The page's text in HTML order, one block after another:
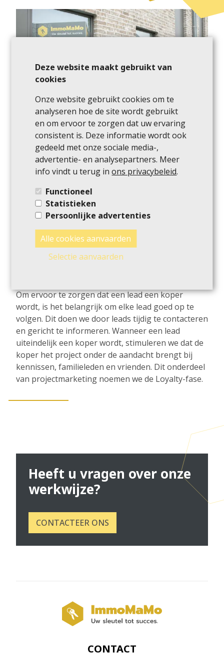
Projectmarketing in een
later stadium
Tijdens de ontwikkelingsfase brengen we uw
project zoveel mogelijk onder de aandacht bij de
doelgroep. Het is essentieel om die aandacht vast
te houden, en dat doen we door middel van Lead
Nurturing. We gebruiken retargeting campagnes
om geïnteresseerden opnieuw te benaderen,
waarbij deze campagnes nauwkeurig worden
Om ervoor te zorgen dat een lead een koper
wordt, is het belangrijk om elke lead goed op te
volgen. Dit doen we door leads tijdig te contacteren
en gericht te informeren. Wanneer een lead
uiteindelijk een koper wordt, stimuleren we dat de
koper het project onder de aandacht brengt bij
kennissen, familieleden en vrienden. Dit onderdeel
van projectmarketing noemen we de Loyalty-fase.
Heeft u vragen over onze
werkwijze?
CONTACTEER ONS
CONTACT
Deze website maakt gebruikt van
cookies
Onze website gebruikt cookies om te
analyseren hoe de site wordt gebruikt
en om ervoor te zorgen dat uw ervaring
consistent is. Deze informatie wordt ook
gedeeld met onze sociale media-,
advertentie- en analysepartners. Meer
info vindt u terug in ons privacybeleid.
Functioneel
Statistieken
Persoonlijke advertenties
Alle cookies aanvaarden
Selectie aanvaarden